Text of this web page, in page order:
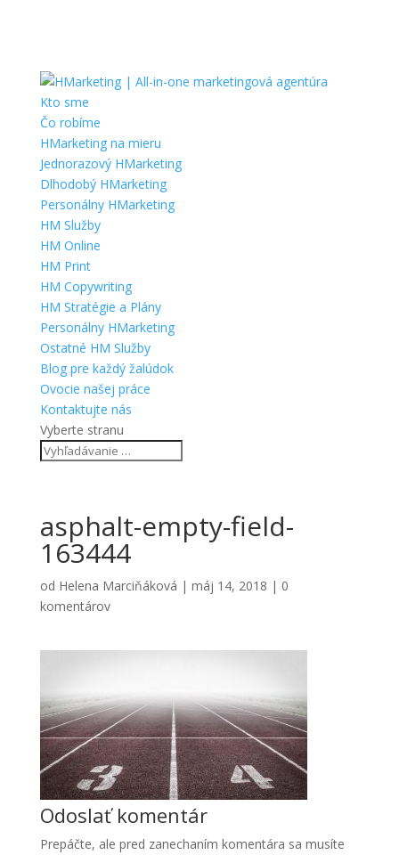
Kto sme
Čo robíme
HMarketing na mieru
Jednorazový HMarketing
Dlhodobý HMarketing
Personálny HMarketing
HM Služby
HM Online
HM Print
HM Copywriting
HM Stratégie a Plány
Personálny HMarketing
Ostatné HM Služby
Blog pre každý žalúdok
Ovocie našej práce
Kontaktujte nás
Vyberte stranu
asphalt-empty-field-
163444
od Helena Marciňáková | máj 14, 2018 | 0
komentárov
Odoslať komentár
Prepáčte, ale pred zanechaním komentára sa musíte